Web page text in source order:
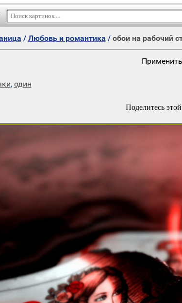
/ Любовь и романтика / обои на рабочий
, один